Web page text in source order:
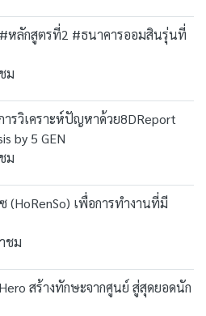
#หลักสูตรที่2 #ธนาคารออมสินรุ่นที่
ม
รวิเคราะห์ปัญหาด้วย8DReport
by 5 GEN
ม
(HoRenSo) เพื่อการทำงานที่มี
ชม
สร้างทักษะจากศูนย์ สู่สุดยอดนัก